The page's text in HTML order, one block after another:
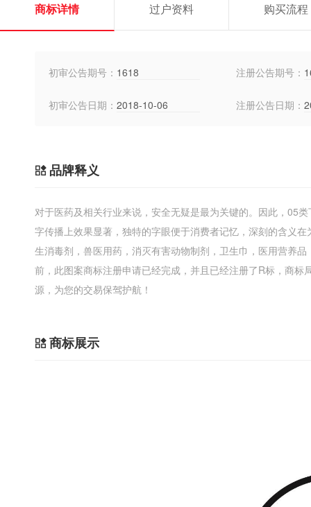
商标详情 过户资料 购买流程
初审公告期号： 1618 注册公告期号：
初审公告日期： 2018-10-06 注册公告日期：
品牌释义
对于医药及相关行业来说，安全无疑是最为关键的。因此，05
字传播上效果显著，独特的字眼便于消费者记忆，深刻的含义
生消毒剂，兽医用药，消灭有害动物制剂，卫生巾，医用营养
前，此图案商标注册申请已经完成，并且已经注册了R标，商
源，为您的交易保驾护航！
商标展示